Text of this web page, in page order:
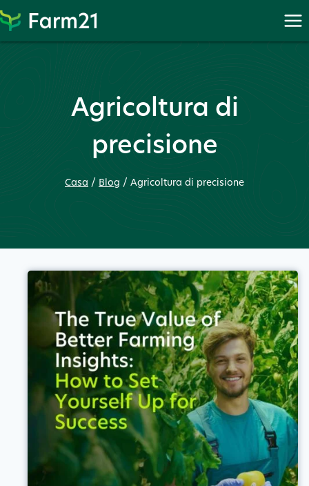
PayPal
Standard
pagamento.
Agricoltura di
precisione
Casa / Blog / Agricoltura di precisione